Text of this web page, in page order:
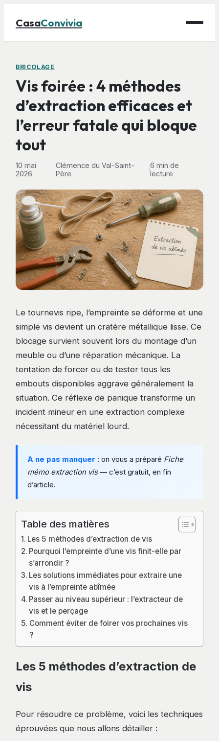
CasaConvivia
Maison
Bricolage
Déco
Jardinage
BRICOLAGE
Vis foirée : 4 méthodes
d’extraction efficaces et
l’erreur fatale qui bloque
tout
10 mai
2026
·Clémence du Val-Saint-
Père
·6 min de
lecture
Le tournevis ripe, l’empreinte se déforme et une
simple vis devient un cratère métallique lisse. Ce
blocage survient souvent lors du montage d’un
meuble ou d’une réparation mécanique. La
tentation de forcer ou de tester tous les
embouts disponibles aggrave généralement la
situation. Ce réflexe de panique transforme un
incident mineur en une extraction complexe
nécessitant du matériel lourd.
A ne pas manquer : on vous a préparé Fiche
mémo extraction vis— c’est gratuit, en fin
d’article.
Table des matières
Les 5 méthodes d’extraction de vis
Pourquoi l’empreinte d’une vis finit-elle par
s’arrondir ?
Les solutions immédiates pour extraire une
vis à l’empreinte abîmée
Passer au niveau supérieur : l’extracteur de
vis et le perçage
Comment éviter de foirer vos prochaines vis
?
Les 5 méthodes d’extraction de
vis
Pour résoudre ce problème, voici les techniques
éprouvées que nous allons détailler :